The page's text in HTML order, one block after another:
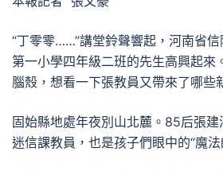
“丁零零……”講堂鈴聲響起，河南省
第一小學四年級二班的先生高興起來
腦殼，想看一下張教員又帶來了哪些
固始縣地處年夜別山北麓。85后張
迷信課教員，也是孩子們眼中的“魔法